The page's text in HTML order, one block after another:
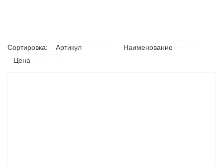
САНТЕХНИКА
Сортировка: Артикул
Наименование
Цена